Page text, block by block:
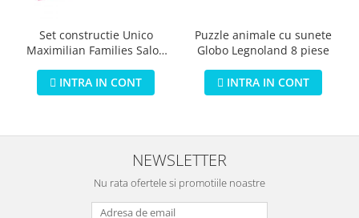
Set constructie Unico
Maximilian Families Salon
INTRA IN CONT
Puzzle animale cu sunete
Globo Legnoland 8 piese
INTRA IN CONT
NEWSLETTER
Nu rata ofertele si promotiile noastre